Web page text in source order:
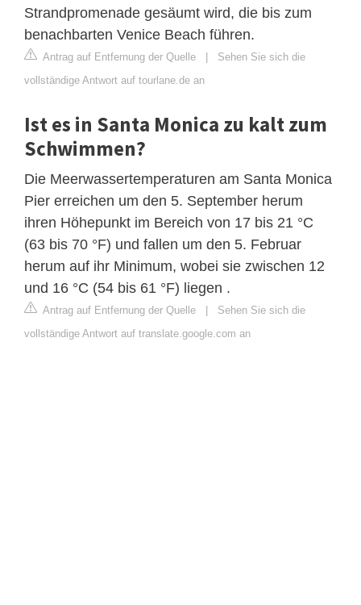
Strandpromenade gesäumt wird, die bis zum
benachbarten Venice Beach führen.
Antrag auf Entfernung der Quelle | Sehen Sie sich die
vollständige Antwort auf tourlane.de an
Ist es in Santa Monica zu kalt zum
Schwimmen?
Die Meerwassertemperaturen am Santa Monica
Pier erreichen um den 5. September herum
ihren Höhepunkt im Bereich von 17 bis 21 °C
(63 bis 70 °F) und fallen um den 5. Februar
herum auf ihr Minimum, wobei sie zwischen 12
und 16 °C (54 bis 61 °F) liegen .
Antrag auf Entfernung der Quelle | Sehen Sie sich die
vollständige Antwort auf translate.google.com an